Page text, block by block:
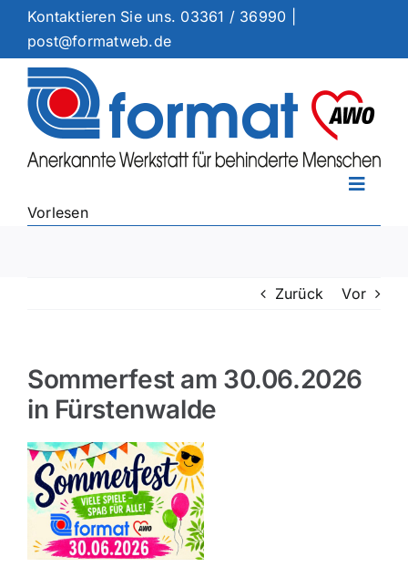
Zum
Inhalt
springen
Kontaktieren Sie uns. 03361 / 36990
post@formatweb.de
Toggle
Arbeitsangebote
Aktuelles
Über uns
Hofladen
Galerie
Vorlesen
Zurück Vor
Sommerfest am 30.06.2026
in Fürstenwalde
Zeige
grösseres
Bild